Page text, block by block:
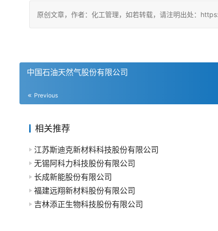
原创文章，作者：化工管理，如若转载，请注明出处：
中国石油天然气股份有限公司
Previous
相关推荐
江苏斯迪克新材料科技股份有限公司
无锡阿科力科技股份有限公司
长成新能股份有限公司
福建远翔新材料股份有限公司
吉林添正生物科技股份有限公司